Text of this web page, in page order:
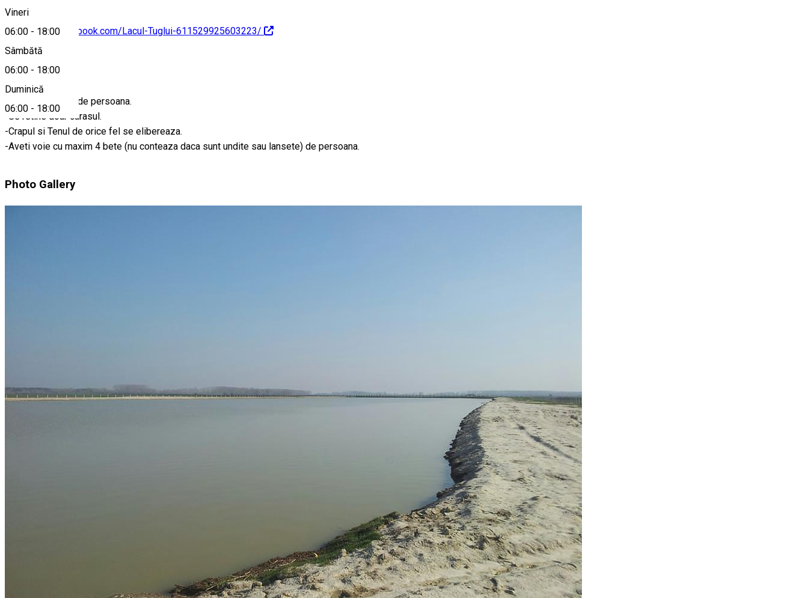
Vineri
06:00 - 18:00
Sâmbătă
06:00 - 18:00
Duminică
06:00 - 18:00
https://www.facebook.com/Lacul-Tuglui-611529925603223/
Despre
-Taxa este 30 lei de persoana.
-Se retine doar carasul.
-Crapul si Tenul de orice fel se elibereaza.
-Aveti voie cu maxim 4 bete (nu conteaza daca sunt undite sau lansete) de persoana.
Photo Gallery